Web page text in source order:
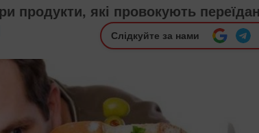
продукти, які провокують
Слідкуйте за нами